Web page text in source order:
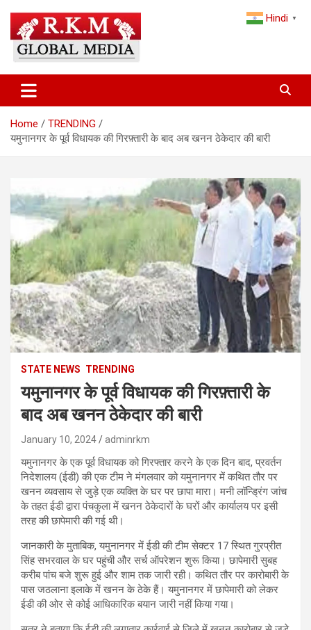
content
Latest Hindi News & Breaking
News – RKM Global Media
and the World
Home
TRENDING
यमुनानगर के पूर्व विधायक की गिरफ़्तारी के बाद अब खनन ठेकेदार की बारी
STATE NEWS TRENDING
यमुनानगर के पूर्व विधायक की गिरफ़्तारी के
बाद अब खनन ठेकेदार की बारी
January 10, 2024 adminrkm
यमुनानगर के एक पूर्व विधायक को गिरफ्तार करने के एक दिन बाद, प्रवर्तन
निदेशालय (ईडी) की एक टीम ने मंगलवार को यमुनानगर में कथित तौर पर
खनन व्यवसाय से जुड़े एक व्यक्ति के घर पर छापा मारा। मनी लॉन्ड्रिंग जांच
के तहत ईडी द्वारा पंचकुला में खनन ठेकेदारों के घरों और कार्यालय पर इसी
तरह की छापेमारी की गई थी।
जानकारी के मुताबिक, यमुनानगर में ईडी की टीम सेक्टर 17 स्थित गुरप्रीत
सिंह सभरवाल के घर पहुंची और सर्च ऑपरेशन शुरू किया। छापेमारी सुबह
करीब पांच बजे शुरू हुई और शाम तक जारी रही। कथित तौर पर कारोबारी के
पास जठलाना इलाके में खनन के ठेके हैं। यमुनानगर में छापेमारी को लेकर
ईडी की ओर से कोई आधिकारिक बयान जारी नहीं किया गया।
Hindi ▼